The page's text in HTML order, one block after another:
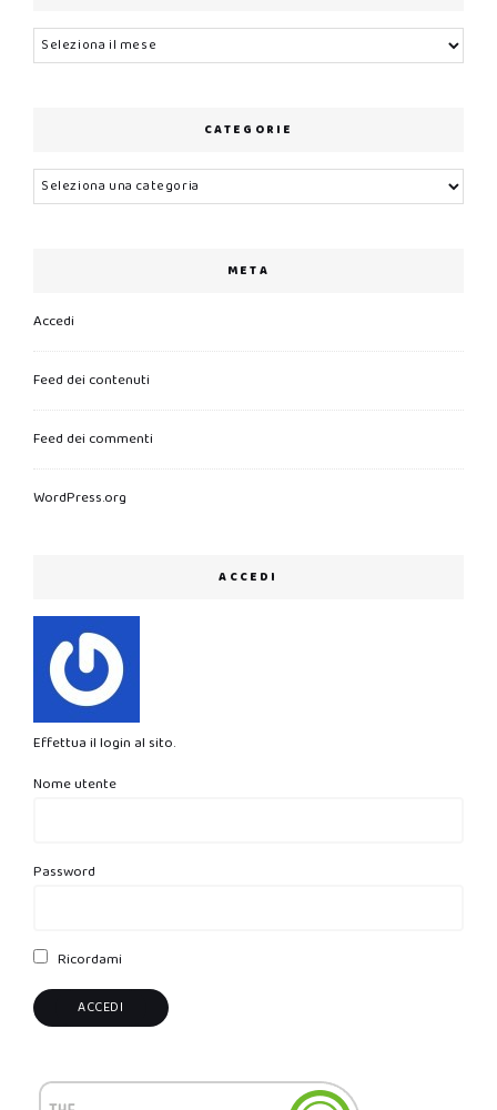
Archivi
CATEGORIE
Categorie
META
Accedi
Feed dei contenuti
Feed dei commenti
WordPress.org
ACCEDI
Effettua il login al sito.
Nome utente
Password
Ricordami